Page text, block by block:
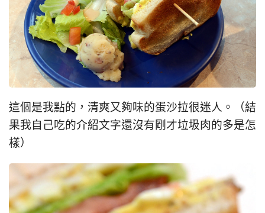
這個是我點的，清爽又夠味的蛋沙拉很迷人。（結
果我自己吃的介紹文字還沒有剛才垃圾肉的多是怎
樣）